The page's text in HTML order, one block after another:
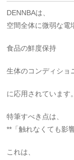
DENNBAは、
空間全体に微弱な電
食品の鮮度保持
生体のコンディショ
に応用されています。
特筆すべき点は、
**「触れなくても影
これは、